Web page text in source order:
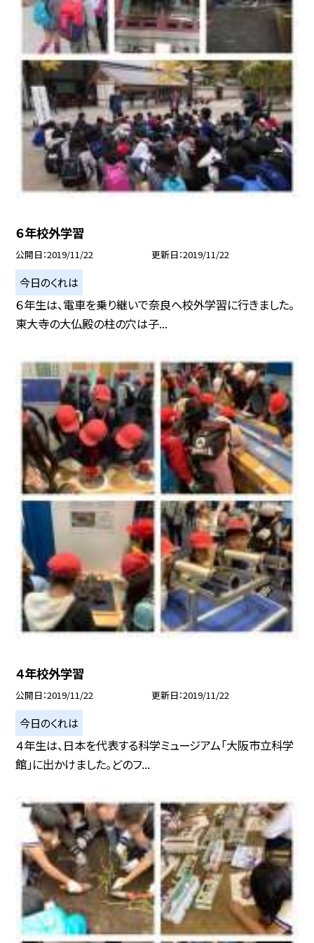
６年校外学習
公開日 2019/11/22 更新日 2019/11/22
今日のくれは
６年生は、電車を乗り継いで奈良へ校外学習に行きました。
東大寺の大仏殿の柱の穴は子...
４年校外学習
公開日 2019/11/22 更新日 2019/11/22
今日のくれは
４年生は、日本を代表する科学ミュージアム「大阪市立科学
館」に出かけました。どのフ...